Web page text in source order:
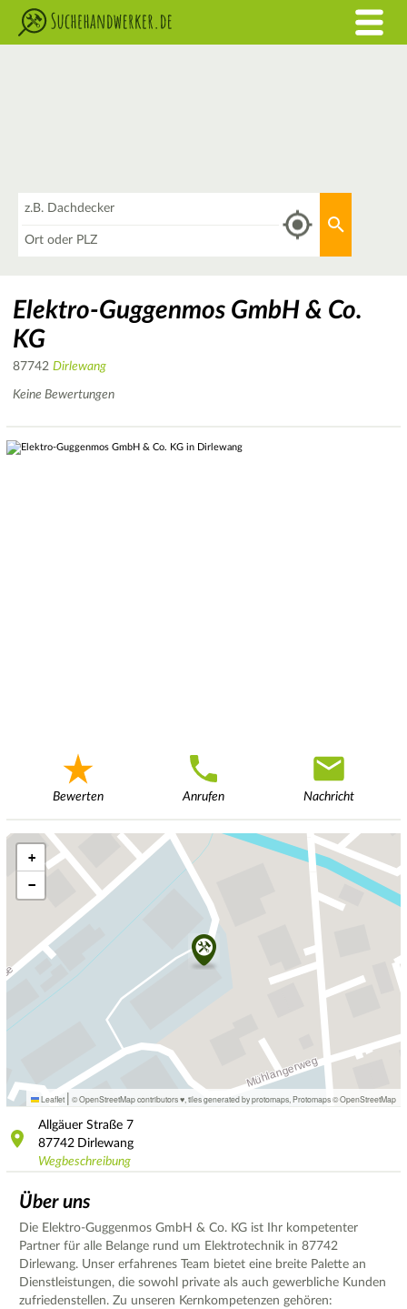
Elektro-Guggenmos GmbH & Co.
KG
87742 Dirlewang
Keine Bewertungen
Bewerten Anrufen Nachricht
+
−
Leaflet | © OpenStreetMap contributors ♥, tiles generated by protomaps Protomaps©OpenStreetMap
Allgäuer Straße 7
87742 Dirlewang
Wegbeschreibung
Über uns
Die Elektro-Guggenmos GmbH & Co. KG ist Ihr kompetenter
Partner für alle Belange rund um Elektrotechnik in 87742
Dirlewang. Unser erfahrenes Team bietet eine breite Palette an
Dienstleistungen, die sowohl private als auch gewerbliche Kunden
zufriedenstellen. Zu unseren Kernkompetenzen gehören: